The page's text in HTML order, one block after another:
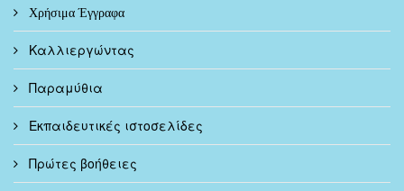
Χρήσιμα Έγγραφα
Καλλιεργώντας
Παραμύθια
Εκπαιδευτικές ιστοσελίδες
Πρώτες βοήθειες